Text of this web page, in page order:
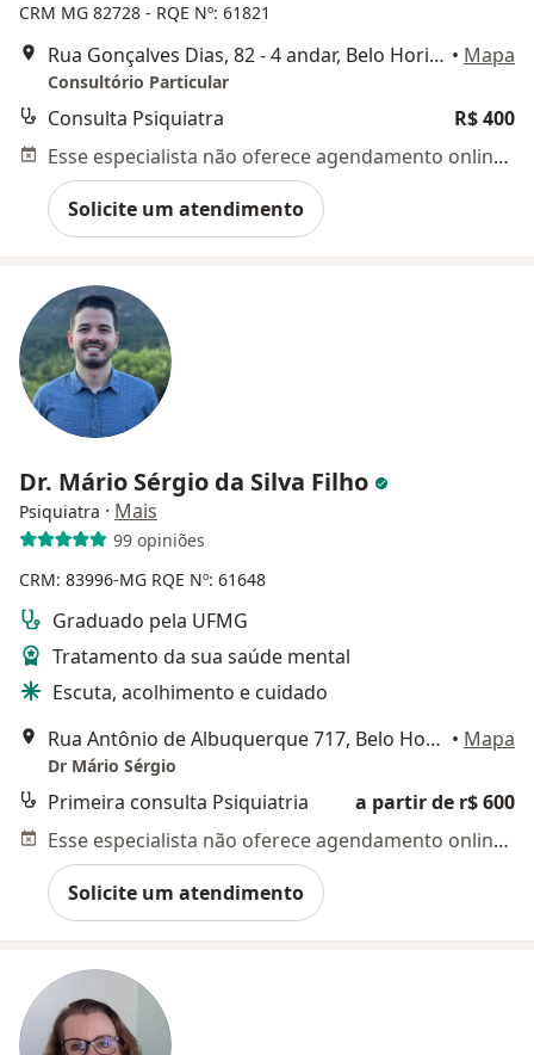
CRM MG 82728 - RQE Nº: 61821
Rua Gonçalves Dias, 82 - 4 andar, Belo Horizonte • Mapa
Consultório Particular
Consulta Psiquiatra
R$ 400
Esse especialista não oferece agendamento online para esse endereço.
Solicite um atendimento
Dr. Mário Sérgio da Silva Filho
Psiquiatra · Mais
99 opiniões
CRM: 83996-MG RQE Nº: 61648
Graduado pela UFMG
Tratamento da sua saúde mental
Escuta, acolhimento e cuidado
Rua Antônio de Albuquerque 717, Belo Horizonte • Mapa
Dr Mário Sérgio
Primeira consulta Psiquiatria
a partir de r$ 600
Esse especialista não oferece agendamento online para esse endereço.
Solicite um atendimento